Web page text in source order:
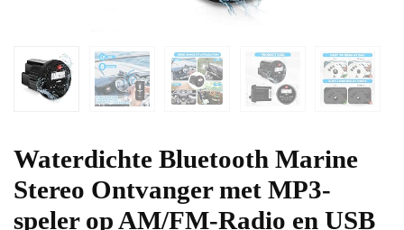
Waterdichte Bluetooth Marine
Stereo Ontvanger met MP3-
speler op AM/FM-Radio en USB